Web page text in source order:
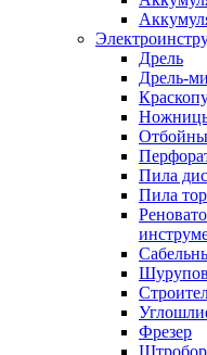
Дрель
Дрель-
Пила
Пила
Фрезер